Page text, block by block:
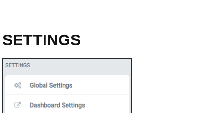
SETTINGS